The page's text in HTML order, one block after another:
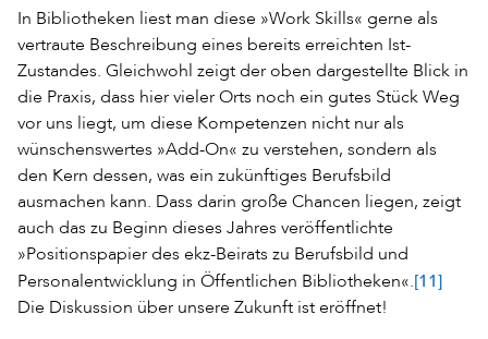
In Bibliotheken liest man diese »Work Skills« gerne als
vertraute Beschreibung eines bereits erreichten Ist-
Zustandes. Gleichwohl zeigt der oben dargestellte Blick in
die Praxis, dass hier vieler Orts noch ein gutes Stück Weg
vor uns liegt, um diese Kompetenzen nicht nur als
wünschenswertes »Add-On« zu verstehen, sondern als
den Kern dessen, was ein zukünftiges Berufsbild
ausmachen kann. Dass darin große Chancen liegen, zeigt
auch das zu Beginn dieses Jahres veröffentlichte
»Positionspapier des ekz-Beirats zu Berufsbild und
Personalentwicklung in Öffentlichen Bibliotheken«.[11]
Die Diskussion über unsere Zukunft ist eröffnet!